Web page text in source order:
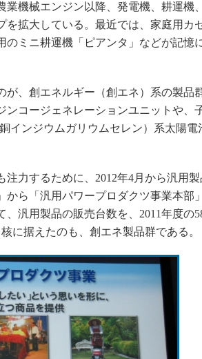
製造業ビッグデータ
メイドインジャパン
植物工場
海外生産
グローバル設計・開発
制御セキュリティ
機械エンジン以降、発電機、耕運機
拡大している。最近では、家庭用カ
ミニ耕運機「ピアンタ」などが記憶
、創エネルギー（創エネ）系の製品群
コージェネレーションユニットや、
インジウムガリウムセレン）系太陽電
力するために、2012年4月から汎用製
ら「汎用パワープロダクツ事業本部
汎用製品の販売台数を、2011年度の
に据えたのも、創エネ製品群である。